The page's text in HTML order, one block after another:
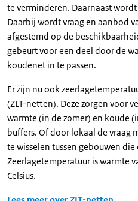
te verminderen. Daarnaast
Daarbij wordt vraag en aanbod
afgestemd op de
gebeurt voor een deel door de
koudenet in te passen.
Er zijn nu ook
(ZLT-netten). Deze zorgen voor
warmte (in de zomer) en koude
buffers. Of door lokaal de vraag
te wisselen tussen gebouwen
Zeerlagetemperatuur is warmte
Celsius.